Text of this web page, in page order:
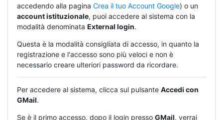
accedendo alla pagina Crea il tuo Account Google) o un
account istituzionale, puoi accedere al sistema con la
modalità denominata External login.
Questa è la modalità consigliata di accesso, in quanto la
registrazione e l'accesso sono più veloci e non è
necessario creare ulteriori password da ricordare.
Per accedere al sistema, clicca sul pulsante Accedi con
GMail.
Se è il primo accesso, dopo il login presso GMail, verrai